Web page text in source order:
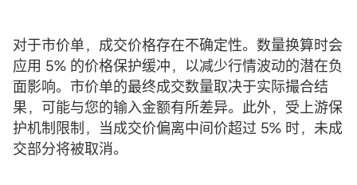
对于市价单，成交价格存在不确定性。数量换算时会
应用 5% 的价格保护缓冲，以减少行情波动的潜在负
面影响。市价单的最终成交数量取决于实际撮合结
果，可能与您的输入金额有所差异。此外，受上游保
护机制限制，当成交价偏离中间价超过 5% 时，未成
交部分将被取消。